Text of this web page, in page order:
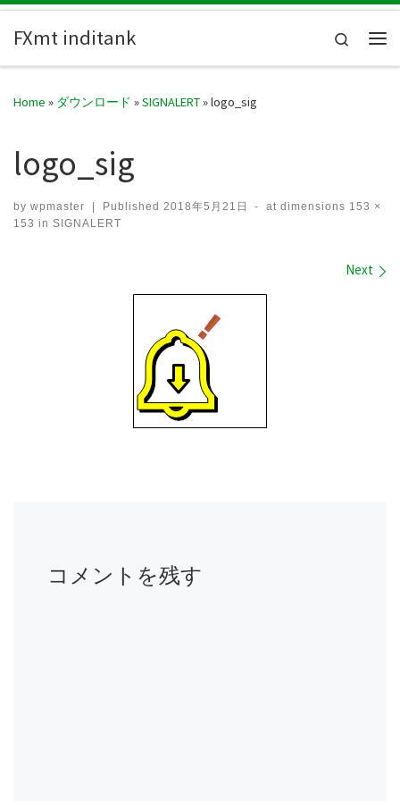
FXmt inditank
Search
Home » ダウンロード »SIGNALERT»logo_sig
logo_sig
by wpmaster | Published 2018年5月21日 - at dimensions 153 ×
153 in SIGNALERT
Next
コメントを残す